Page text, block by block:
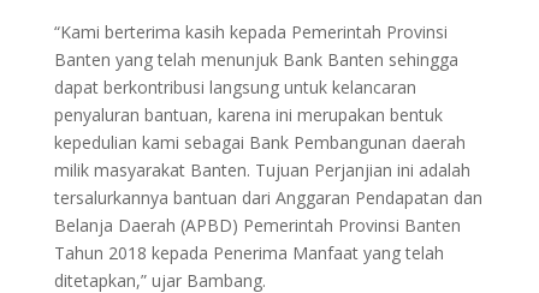
“Kami berterima kasih kepada Pemerintah Provinsi
Banten yang telah menunjuk Bank Banten sehingga
dapat berkontribusi langsung untuk kelancaran
penyaluran bantuan, karena ini merupakan bentuk
kepedulian kami sebagai Bank Pembangunan daerah
milik masyarakat Banten. Tujuan Perjanjian ini adalah
tersalurkannya bantuan dari Anggaran Pendapatan dan
Belanja Daerah (APBD) Pemerintah Provinsi Banten
Tahun 2018 kepada Penerima Manfaat yang telah
ditetapkan,” ujar Bambang.